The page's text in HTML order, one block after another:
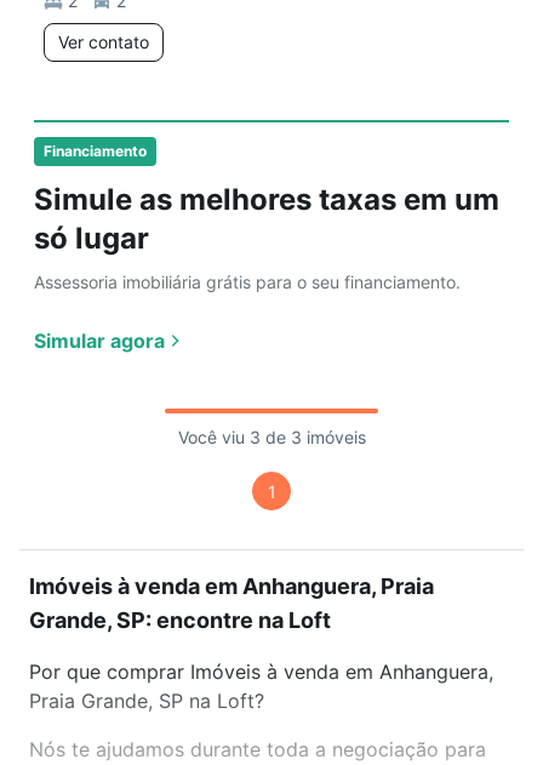
Financiamento
Simule as melhores taxas em um
só lugar
Assessoria imobiliária grátis para o seu financiamento.
Simular agora
Ver contato
Você viu 3 de 3 imóveis
1
Imóveis à venda em Anhanguera, Praia
Grande, SP: encontre na Loft
Por que comprar Imóveis à venda em Anhanguera,
Praia Grande, SP na Loft?
Nós te ajudamos durante toda a negociação para